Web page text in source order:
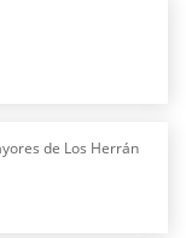
de Los Herrán